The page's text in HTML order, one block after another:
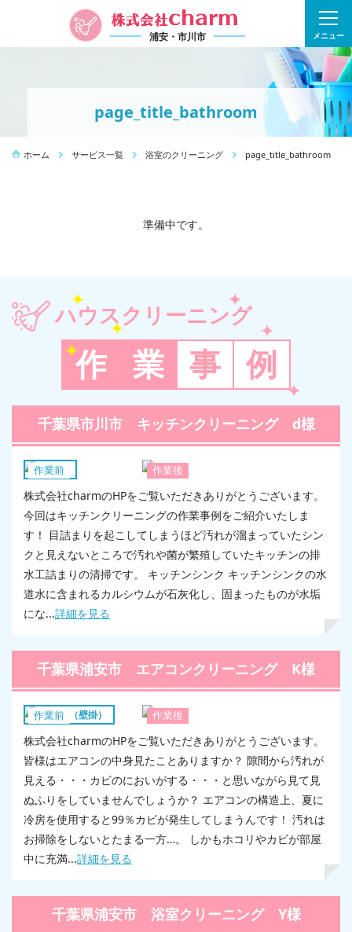
浦安・市川市 メニュー
page_title_bathroom
ホーム サービス一覧 浴室のクリーニング page_title_bathroom
準備中です。
ハウスクリーニング
作 業 事 例
千葉県市川市 キッチンクリーニング d様
作業前 作業後
キッチン
株式会社charmのHPをご覧いただきありがとうございます。
今回はキッチンクリーニングの作業事例をご紹介いたしま
す！ 目詰まりを起こしてしまうほど汚れが溜まっていたシン
クと見えないところで汚れや菌が繁殖していたキッチンの排
水工詰まりの清掃です。 キッチンシンク キッチンシンクの水
道水に含まれるカルシウムが石灰化し、固まったものが水垢
にな...詳細を見る
千葉県浦安市 エアコンクリーニング K様
作業前 作業後
エアコン（壁掛）
株式会社charmのHPをご覧いただきありがとうございます。
皆様はエアコンの中身見たことありますか？ 隙間から汚れが
見える・・・カビのにおいがする・・・と思いながら見て見
ぬふりをしていませんでしょうか？ エアコンの構造上、夏に
冷房を使用すると99％カビが発生してしまうんです！ 汚れは
お掃除をしないとたまる一方…。 しかもホコリやカビが部屋
中に充満...詳細を見る
千葉県浦安市 浴室クリーニング Y様